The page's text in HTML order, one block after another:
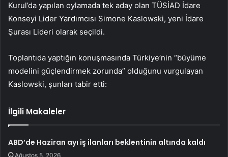
Kurul’da yapılan oylamada tek aday olan TÜSİAD İdare
Konseyi Lider Yardımcısı Simone Kaslowski, yeni İdare
Şurası Lideri olarak seçildi.
Toplantıda yaptığın konuşmasında Türkiye’nin “büyüme
modelini güçlendirmek zorunda” olduğunu vurgulayan
Kaslowski, şunları tabir etti:
İlgili Makaleler
ABD’de Haziran ayı iş ilanları beklentinin altında kaldı
Ağustos 5, 2026